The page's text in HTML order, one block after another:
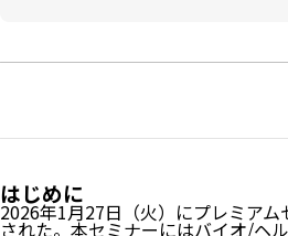
はじめに
2026年1月27日（火）にプレミア
された。本セミナーにはバイオ/ヘ